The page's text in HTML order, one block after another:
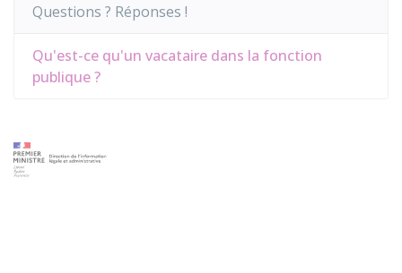
Questions ? Réponses !
Qu'est-ce qu'un vacataire dans la fonction
publique ?